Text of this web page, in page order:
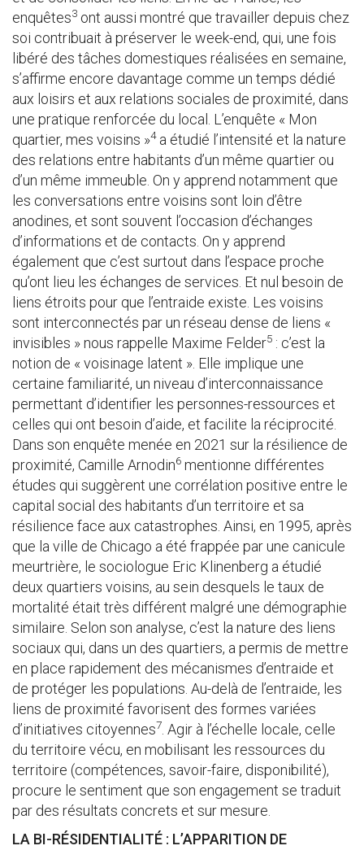
enquêtes3 ont aussi montré que travailler depuis chez
soi contribuait à préserver le week-end, qui, une fois
libéré des tâches domestiques réalisées en semaine,
s’affirme encore davantage comme un temps dédié
aux loisirs et aux relations sociales de proximité, dans
une pratique renforcée du local. L’enquête « Mon
quartier, mes voisins »4a étudié l’intensité et la nature
des relations entre habitants d’un même quartier ou
d’un même immeuble. On y apprend notamment que
les conversations entre voisins sont loin d’être
anodines, et sont souvent l’occasion d’échanges
d’informations et de contacts. On y apprend
également que c’est surtout dans l’espace proche
qu’ont lieu les échanges de services. Et nul besoin de
liens étroits pour que l’entraide existe. Les voisins
sont interconnectés par un réseau dense de liens «
invisibles » nous rappelle Maxime Felder5 : c’est la
notion de « voisinage latent ». Elle implique une
certaine familiarité, un niveau d’interconnaissance
permettant d’identifier les personnes-ressources et
celles qui ont besoin d’aide, et facilite la réciprocité.
Dans son enquête menée en 2021 sur la résilience de
proximité, Camille Arnodin6 mentionne différentes
études qui suggèrent une corrélation positive entre le
capital social des habitants d’un territoire et sa
résilience face aux catastrophes. Ainsi, en 1995, après
que la ville de Chicago a été frappée par une canicule
meurtrière, le sociologue Eric Klinenberg a étudié
deux quartiers voisins, au sein desquels le taux de
mortalité était très différent malgré une démographie
similaire. Selon son analyse, c’est la nature des liens
sociaux qui, dans un des quartiers, a permis de mettre
en place rapidement des mécanismes d’entraide et
de protéger les populations. Au-delà de l’entraide, les
liens de proximité favorisent des formes variées
d’initiatives citoyennes7 . Agir à l’échelle locale, celle
du territoire vécu, en mobilisant les ressources du
territoire (compétences, savoir-faire, disponibilité),
procure le sentiment que son engagement se traduit
par des résultats concrets et sur mesure.
LA BI-RÉSIDENTIALITÉ : L’APPARITION DE